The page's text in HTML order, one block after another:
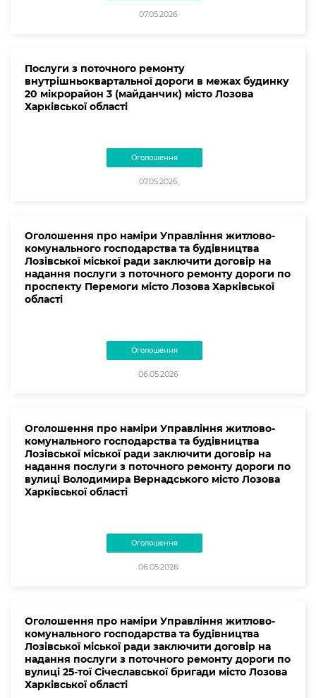
07.05.2026
Послуги з поточного ремонту
внутрішньоквартальної дороги в межах будинку
20 мікрорайон 3 (майданчик) місто Лозова
Харківської області
Оголошення
07.05.2026
Оголошення про наміри Управління житлово-
комунального господарства та будівництва
Лозівської міської ради заключити договір на
надання послуги з поточного ремонту дороги по
проспекту Перемоги місто Лозова Харківської
області
Оголошення
06.05.2026
Оголошення про наміри Управління житлово-
комунального господарства та будівництва
Лозівської міської ради заключити договір на
надання послуги з поточного ремонту дороги по
вулиці Володимира Вернадського місто Лозова
Харківської області
Оголошення
06.05.2026
Оголошення про наміри Управління житлово-
комунального господарства та будівництва
Лозівської міської ради заключити договір на
надання послуги з поточного ремонту дороги по
вулиці 25-тої Січеславської бригади місто Лозова
Харківської області